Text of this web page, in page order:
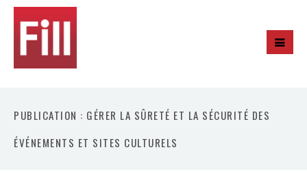
PUBLICATION : GÉRER LA SÛRETÉ ET LA SÉCURITÉ DES
ÉVÉNEMENTS ET SITES CULTURELS